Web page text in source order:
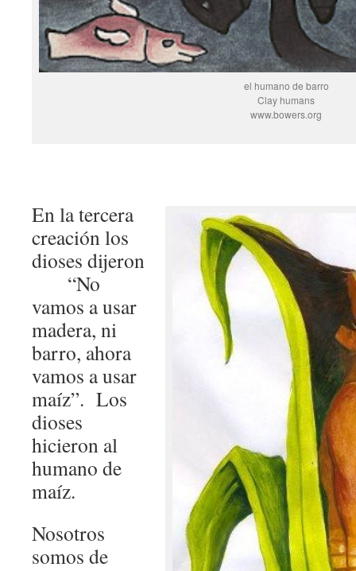
el humano de barro
Clay humans
www.bowers.org
En la tercera
creación los
dioses dijeron
“No
vamos a usar
madera, ni
barro, ahora
vamos a usar
maíz”. Los
dioses
hicieron al
humano de
maíz.
Nosotros
somos de